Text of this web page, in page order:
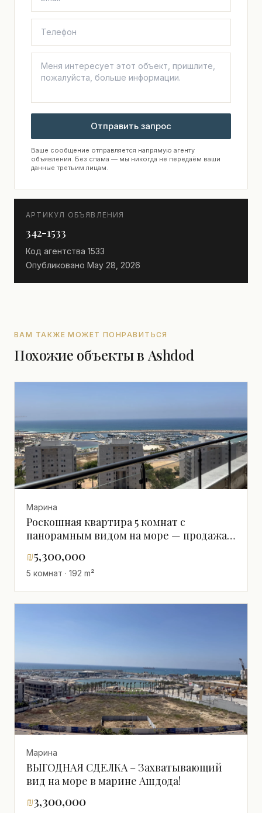
Отправить запрос
Ваше сообщение отправляется напрямую агенту
объявления. Без спама — мы никогда не передаём ваши
данные третьим лицам.
АРТИКУЛ ОБЪЯВЛЕНИЯ
342-1533
Код агентства 1533
Опубликовано May 28, 2026
ВАМ ТАКЖЕ МОЖЕТ ПОНРАВИТЬСЯ
Похожие объекты в Ashdod
Марина
Роскошная квартира 5 комнат с
панорамным видом на море — продажа в
₪5,300,000
5 комнат · 192 m²
Марина
ВЫГОДНАЯ СДЕЛКА – Захватывающий
вид на море в марине Ашдода!
₪3,300,000